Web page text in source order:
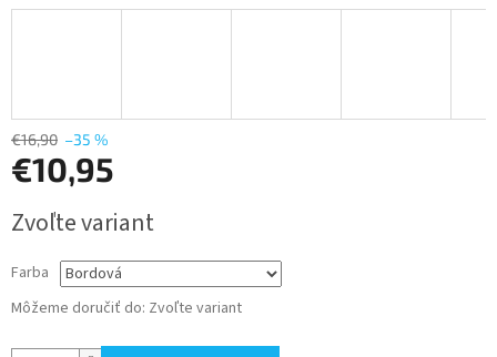
€16,90 –35 %
€10,95
cena:
Zvoľte variant
Farba
Môžeme doručiť do: Zvoľte variant